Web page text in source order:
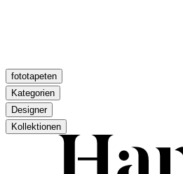
fototapeten
Kategorien
Designer
Kollektionen